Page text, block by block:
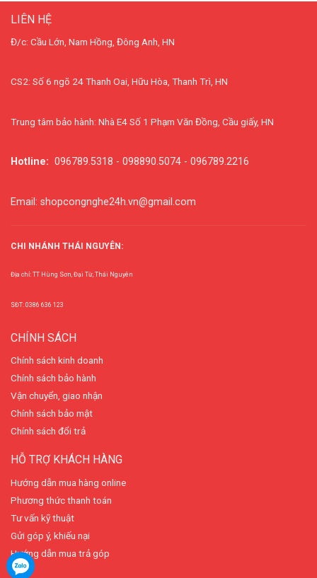
LIÊN HỆ
Đ/c: Cầu Lớn, Nam Hồng, Đông Anh, HN
CS2: Số 6 ngõ 24 Thanh Oai, Hữu Hòa, Thanh Trì, HN
Trung tâm bảo hành: Nhà E4 Số 1 Phạm Văn Đồng, Cầu giấy, HN
Hotline: 096789.5318 - 098890.5074 - 096789.2216
Email: shopcongnghe24h.vn@gmail.com
CHI NHÁNH THÁI NGUYÊN:
Địa chỉ: TT Hùng Sơn, Đại Từ, Thái Nguyên
SĐT: 0386 636 123
CHÍNH SÁCH
Chính sách kinh doanh
Chính sách bảo hành
Vận chuyển, giao nhận
Chính sách bảo mật
Chính sách đổi trả
HỖ TRỢ KHÁCH HÀNG
Hướng dẫn mua hàng online
Phương thức thanh toán
Tư vấn kỹ thuật
Gửi góp ý, khiếu nại
Hướng dẫn mua trả góp